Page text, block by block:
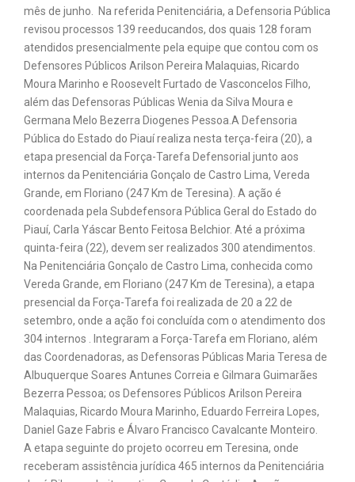
mês de junho. Na referida Penitenciária, a Defensoria Pública
revisou processos 139 reeducandos, dos quais 128 foram
atendidos presencialmente pela equipe que contou com os
Defensores Públicos Arilson Pereira Malaquias, Ricardo
Moura Marinho e Roosevelt Furtado de Vasconcelos Filho,
além das Defensoras Públicas Wenia da Silva Moura e
Germana Melo Bezerra Diogenes Pessoa.A Defensoria
Pública do Estado do Piauí realiza nesta terça-feira (20), a
etapa presencial da Força-Tarefa Defensorial junto aos
internos da Penitenciária Gonçalo de Castro Lima, Vereda
Grande, em Floriano (247 Km de Teresina). A ação é
coordenada pela Subdefensora Pública Geral do Estado do
Piauí, Carla Yáscar Bento Feitosa Belchior. Até a próxima
quinta-feira (22), devem ser realizados 300 atendimentos.
Na Penitenciária Gonçalo de Castro Lima, conhecida como
Vereda Grande, em Floriano (247 Km de Teresina), a etapa
presencial da Força-Tarefa foi realizada de 20 a 22 de
setembro, onde a ação foi concluída com o atendimento dos
304 internos . Integraram a Força-Tarefa em Floriano, além
das Coordenadoras, as Defensoras Públicas Maria Teresa de
Albuquerque Soares Antunes Correia e Gilmara Guimarães
Bezerra Pessoa; os Defensores Públicos Arilson Pereira
Malaquias, Ricardo Moura Marinho, Eduardo Ferreira Lopes,
Daniel Gaze Fabris e Álvaro Francisco Cavalcante Monteiro.
A etapa seguinte do projeto ocorreu em Teresina, onde
receberam assistência jurídica 465 internos da Penitenciária